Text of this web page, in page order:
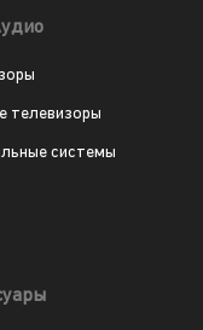
телевизоры
системы